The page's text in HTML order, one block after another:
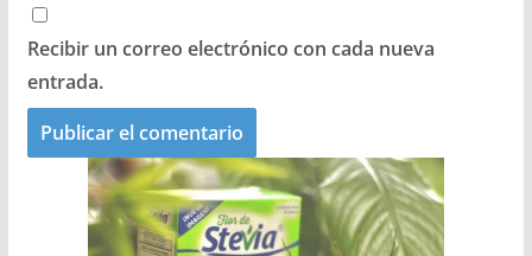
Recibir un correo electrónico con cada nueva
entrada.